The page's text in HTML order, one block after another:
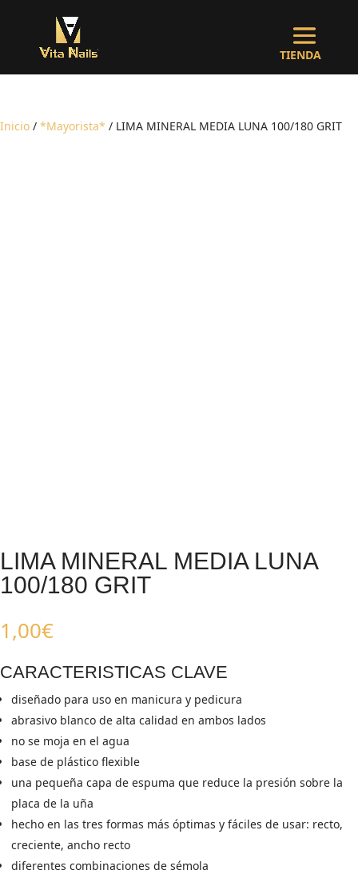
Inicio / *Mayorista* / LIMA MINERAL MEDIA LUNA 100/180 GRIT
LIMA MINERAL MEDIA LUNA
100/180 GRIT
1,00€
CARACTERISTICAS CLAVE
diseñado para uso en manicura y pedicura
abrasivo blanco de alta calidad en ambos lados
no se moja en el agua
base de plástico flexible
una pequeña capa de espuma que reduce la presión sobre la
placa de la uña
hecho en las tres formas más óptimas y fáciles de usar: recto,
creciente, ancho recto
diferentes combinaciones de sémola